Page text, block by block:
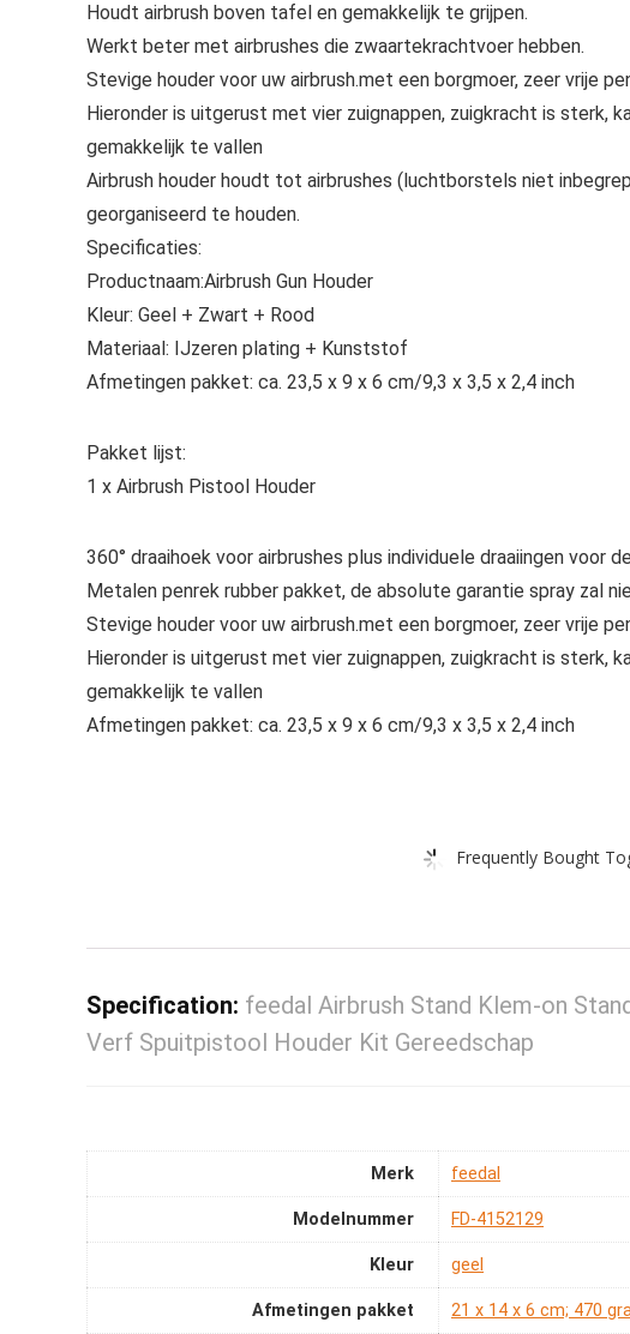
Houdt airbrush boven tafel en gemakkelijk te grijpen.
Werkt beter met airbrushes die zwaartekrachtvoer hebben.
Stevige houder voor uw airbrush.met een borgmoer, zeer vrije
Hieronder is uitgerust met vier zuignappen, zuigkracht is sterk,
gemakkelijk te vallen
Airbrush houder houdt tot airbrushes (luchtborstels niet
georganiseerd te houden.
Specificaties:
Productnaam:Airbrush Gun Houder
Kleur: Geel + Zwart + Rood
Materiaal: IJzeren plating + Kunststof
Afmetingen pakket: ca. 23,5 x 9 x 6 cm/9,3 x 3,5 x 2,4 inch
Pakket lijst:
1 x Airbrush Pistool Houder
360° draaihoek voor airbrushes plus individuele draaiingen voor
Metalen penrek rubber pakket, de absolute garantie spray zal
Stevige houder voor uw airbrush.met een borgmoer, zeer vrije
Hieronder is uitgerust met vier zuignappen, zuigkracht is sterk,
gemakkelijk te vallen
Afmetingen pakket: ca. 23,5 x 9 x 6 cm/9,3 x 3,5 x 2,4 inch
Frequently Bought
Specification: feedal Airbrush Stand Klem-on
Verf Spuitpistool Houder Kit Gereedschap
Merk ‎feedal
Modelnummer ‎FD-4152129
Kleur ‎geel
Afmetingen pakket ‎21 x 14 x 6 cm; 470